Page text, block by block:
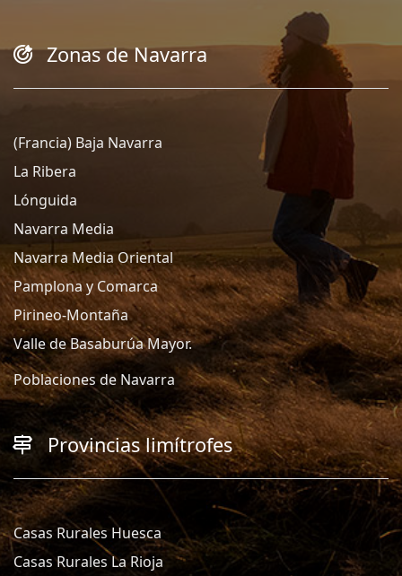
Zonas de Navarra
(Francia) Baja Navarra
La Ribera
Lónguida
Navarra Media
Navarra Media Oriental
Pamplona y Comarca
Pirineo-Montaña
Valle de Basaburúa Mayor.
Poblaciones de Navarra
Provincias limítrofes
Casas Rurales Huesca
Casas Rurales La Rioja